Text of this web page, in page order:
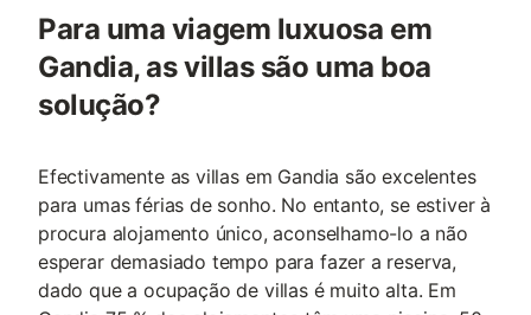
Para uma viagem luxuosa em
Gandia, as villas são uma boa
solução?
Efectivamente as villas em Gandia são excelentes
para umas férias de sonho. No entanto, se estiver à
procura alojamento único, aconselhamo-lo a não
esperar demasiado tempo para fazer a reserva,
dado que a ocupação de villas é muito alta. Em